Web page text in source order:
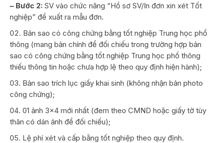
– Bước 2: SV vào chức năng “Hồ sơ SV/In đơn xin xét Tốt
nghiệp” để xuất ra mẫu đơn.
Bản sao có công chứng bằng tốt nghiệp Trung học phổ
thông (mang bản chính để đối chiếu trong trường hợp bản
sao có công chứng bằng tốt nghiệp Trung học phổ thông
thiếu thông tin hoặc chưa hợp lệ theo quy định hiện hành);
Bản sao trích lục giấy khai sinh (không nhận bản photo
công chứng);
01 ảnh 3×4 mới nhất (đem theo CMND hoặc giấy tờ tùy
thân có dán ảnh để đối chiếu);
Lệ phí xét và cấp bằng tốt nghiệp theo quy định.